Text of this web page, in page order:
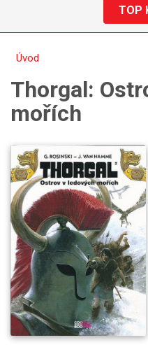
TOP
Úvod
Thorgal:
mořích